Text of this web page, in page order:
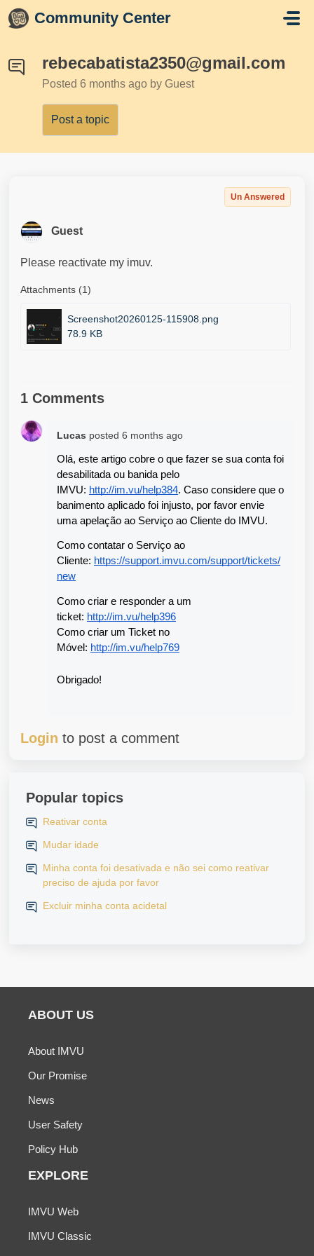
Skip to main content
Community Center
rebecabatista2350@gmail.com
Posted 6 months ago by Guest
Post a topic
Un Answered
Guest
Please reactivate my imuv.
Attachments (1)
Screenshot20260125-115908.png
78.9 KB
1 Comments
Lucas posted 6 months ago
Olá, este artigo cobre o que fazer se sua conta foi
desabilitada ou banida pelo
IMVU: http://im.vu/help384. Caso considere que o
banimento aplicado foi injusto, por favor envie
uma apelação ao Serviço ao Cliente do IMVU.
Como contatar o Serviço ao
Cliente: https://support.imvu.com/support/tickets/
new
Como criar e responder a um
ticket: http://im.vu/help396
Como criar um Ticket no
Móvel: http://im.vu/help769
Obrigado!
Login to post a comment
Popular topics
Reativar conta
Mudar idade
Minha conta foi desativada e não sei como reativar
preciso de ajuda por favor
Excluir minha conta acidetal
ABOUT US
About IMVU
Our Promise
News
User Safety
Policy Hub
EXPLORE
IMVU Web
IMVU Classic